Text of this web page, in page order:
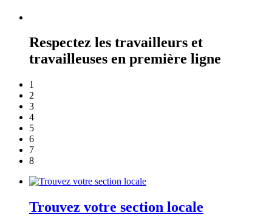
Respectez les travailleurs et
travailleuses en première ligne
1
2
3
4
5
6
7
8
Trouvez votre section locale